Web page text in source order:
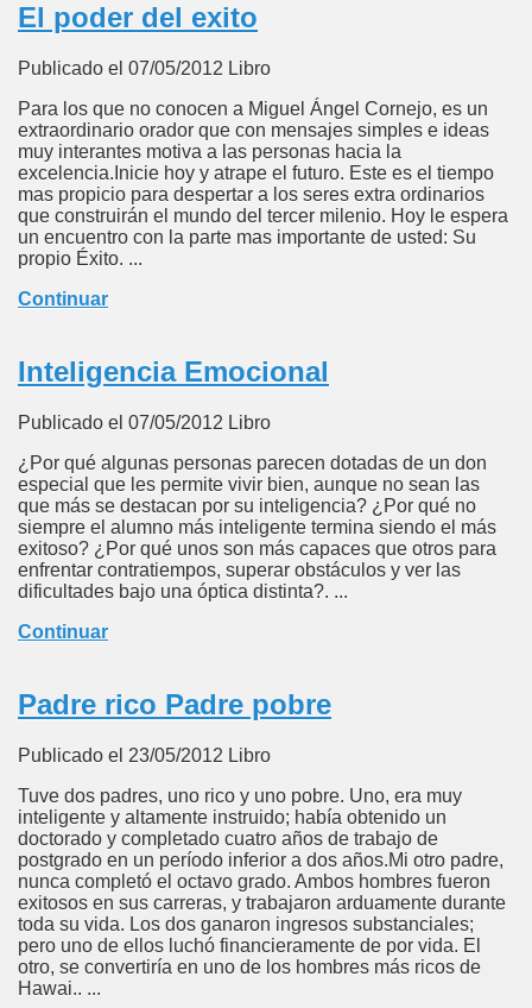
El poder del exito
Publicado el 07/05/2012 Libro
Para los que no conocen a Miguel Ángel Cornejo, es un
extraordinario orador que con mensajes simples e ideas
muy interantes motiva a las personas hacia la
excelencia.Inicie hoy y atrape el futuro. Este es el tiempo
mas propicio para despertar a los seres extra ordinarios
que construirán el mundo del tercer milenio. Hoy le espera
un encuentro con la parte mas importante de usted: Su
propio Éxito. ...
Continuar
Inteligencia Emocional
Publicado el 07/05/2012 Libro
¿Por qué algunas personas parecen dotadas de un don
especial que les permite vivir bien, aunque no sean las
que más se destacan por su inteligencia? ¿Por qué no
siempre el alumno más inteligente termina siendo el más
exitoso? ¿Por qué unos son más capaces que otros para
enfrentar contratiempos, superar obstáculos y ver las
dificultades bajo una óptica distinta?. ...
Continuar
Padre rico Padre pobre
Publicado el 23/05/2012 Libro
Tuve dos padres, uno rico y uno pobre. Uno, era muy
inteligente y altamente instruido; había obtenido un
doctorado y completado cuatro años de trabajo de
postgrado en un período inferior a dos años.Mi otro padre,
nunca completó el octavo grado. Ambos hombres fueron
exitosos en sus carreras, y trabajaron arduamente durante
toda su vida. Los dos ganaron ingresos substanciales;
pero uno de ellos luchó financieramente de por vida. El
otro, se convertiría en uno de los hombres más ricos de
Hawai.. ...